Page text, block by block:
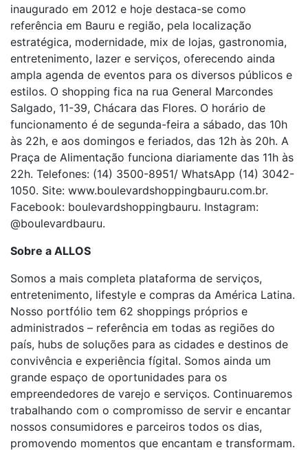
inaugurado em 2012 e hoje destaca-se como
referência em Bauru e região, pela localização
estratégica, modernidade, mix de lojas, gastronomia,
entretenimento, lazer e serviços, oferecendo ainda
ampla agenda de eventos para os diversos públicos e
estilos. O shopping fica na rua General Marcondes
Salgado, 11-39, Chácara das Flores. O horário de
funcionamento é de segunda-feira a sábado, das 10h
às 22h, e aos domingos e feriados, das 12h às 20h. A
Praça de Alimentação funciona diariamente das 11h às
22h. Telefones: (14) 3500-8951/ WhatsApp (14) 3042-
1050. Site: www.boulevardshoppingbauru.com.br.
Facebook: boulevardshoppingbauru. Instagram:
@boulevardbauru.
Sobre a ALLOS
Somos a mais completa plataforma de serviços,
entretenimento, lifestyle e compras da América Latina.
Nosso portfólio tem 62 shoppings próprios e
administrados – referência em todas as regiões do
país, hubs de soluções para as cidades e destinos de
convivência e experiência fígital. Somos ainda um
grande espaço de oportunidades para os
empreendedores de varejo e serviços. Continuaremos
trabalhando com o compromisso de servir e encantar
nossos consumidores e parceiros todos os dias,
promovendo momentos que encantam e transformam.